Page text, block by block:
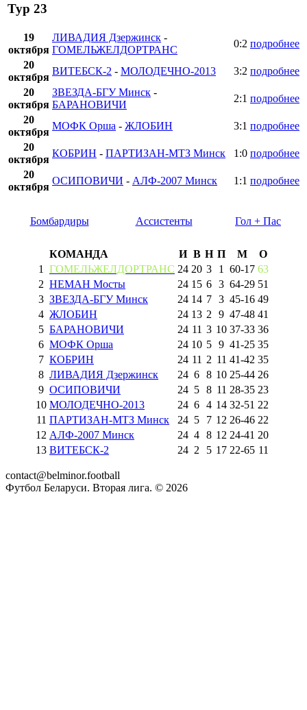
Тур 23
19
октября
ЛИВАДИЯ Дзержинск -
ГОМЕЛЬЖЕЛДОРТРАНС
0:2 подробнее
20
октября
ВИТЕБСК-2 - МОЛОДЕЧНО-2013 3:2 подробнее
20
октября
ЗВЕЗДА-БГУ Минск -
БАРАНОВИЧИ
2:1 подробнее
20
октября
МОФК Орша - ЖЛОБИН 3:1 подробнее
20
октября
КОБРИН - ПАРТИЗАН-МТЗ Минск 1:0 подробнее
20
октября
ОСИПОВИЧИ - АЛФ-2007 Минск 1:1 подробнее
Бомбардиры Ассистенты Гол + Пас
КОМАНДА И В Н П М
О
1
ГОМЕЛЬЖЕЛДОРТРАНС 24 20 3 1 60-17 63
2 НЕМАН Мосты 24 15 6 3 64-29 51
3 ЗВЕЗДА-БГУ Минск 24 14 7 3 45-16 49
4 ЖЛОБИН 24 13 2 9 47-48 41
5 БАРАНОВИЧИ 24 11 3 10 37-33 36
6 МОФК Орша 24 10 5 9 41-25 35
7 КОБРИН 24 11 2 11 41-42 35
8 ЛИВАДИЯ Дзержинск 24 6 8 10 25-44 26
9 ОСИПОВИЧИ 24 5 8 11 28-35 23
10 МОЛОДЕЧНО-2013 24 6 4 14 32-51 22
11 ПАРТИЗАН-МТЗ Минск 24 5 7 12 26-46 22
12 АЛФ-2007 Минск 24 4 8 12 24-41 20
13 ВИТЕБСК-2 24 2 5 17 22-65 11
contact@belminor.football
Футбол Беларуси. Вторая лига. © 2026